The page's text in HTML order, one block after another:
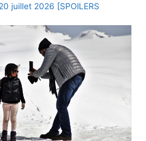
juillet 2026 [SPOILERS